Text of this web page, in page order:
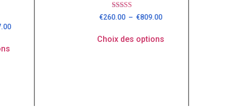
Note
4.89
€260.00 – €809.00
Choix des options